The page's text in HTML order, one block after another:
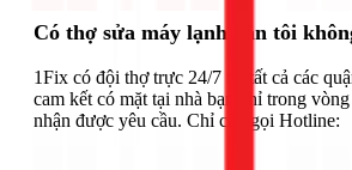
Có thợ sửa máy lạnh gần tôi
1Fix có đội thợ trực 24/7 tại tất cả các
cam kết có mặt tại nhà bạn chỉ trong
nhận được yêu cầu. Chỉ cần gọi Hotline: